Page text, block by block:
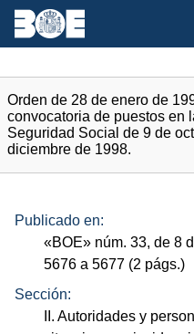
Orden de 28 de enero de
convocatoria de puestos en
Seguridad Social de 9 de
diciembre de 1998.
Publicado en:
«BOE» núm. 33, de 8
5676 a 5677 (2 págs.)
Sección:
II. Autoridades y